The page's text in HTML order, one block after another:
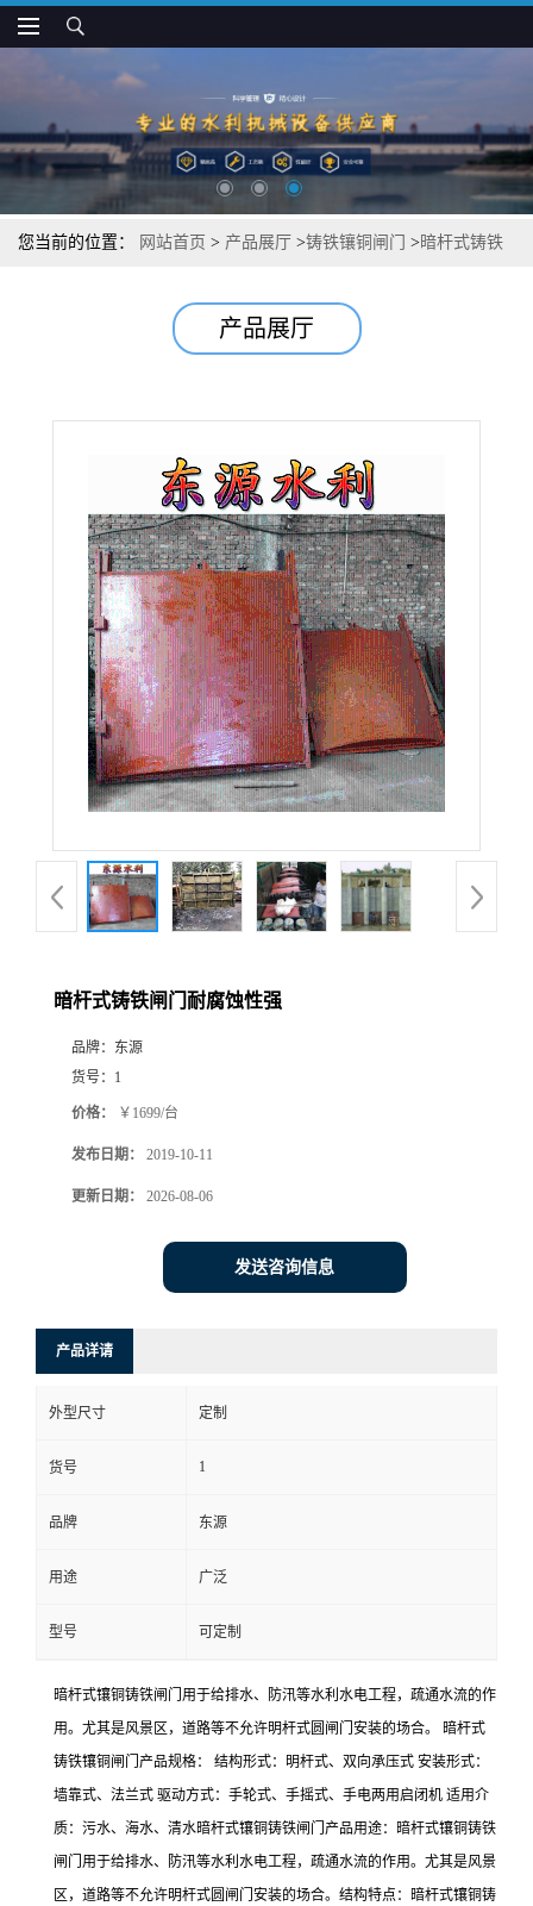
您当前的位置： 网站首页 > 产品展厅 >铸铁镶铜闸门 > 暗杆式铸铁
产品展厅
暗杆式铸铁闸门耐腐蚀性强
品牌： 东源
货号： 1
价格： ￥1699/台
发布日期： 2019-10-11
更新日期： 2026-08-06
发送咨询信息
产品详请
外型尺寸 定制
货号 1
品牌 东源
用途 广泛
型号 可定制
暗杆式镶铜铸铁闸门用于给排水、防汛等水利水电工程，疏通水流的作
用。尤其是风景区，道路等不允许明杆式圆闸门安装的场合。 暗杆式
铸铁镶铜闸门产品规格： 结构形式：明杆式、双向承压式 安装形式：
墙靠式、法兰式 驱动方式：手轮式、手摇式、手电两用启闭机 适用介
质：污水、海水、清水暗杆式镶铜铸铁闸门产品用途：暗杆式镶铜铸铁
闸门用于给排水、防汛等水利水电工程，疏通水流的作用。尤其是风景
区，道路等不允许明杆式圆闸门安装的场合。结构特点：暗杆式镶铜铸